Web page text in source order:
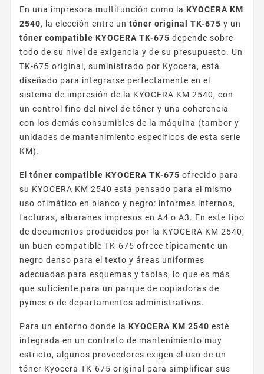
En una impresora multifunción como la KYOCERA KM
2540, la elección entre un tóner original TK-675 y un
tóner compatible KYOCERA TK-675 depende sobre
todo de su nivel de exigencia y de su presupuesto. Un
TK-675 original, suministrado por Kyocera, está
diseñado para integrarse perfectamente en el
sistema de impresión de la KYOCERA KM 2540, con
un control fino del nivel de tóner y una coherencia
con los demás consumibles de la máquina (tambor y
unidades de mantenimiento específicos de esta serie
KM).
El tóner compatible KYOCERA TK-675 ofrecido para
su KYOCERA KM 2540 está pensado para el mismo
uso ofimático en blanco y negro: informes internos,
facturas, albaranes impresos en A4 o A3. En este tipo
de documentos producidos por la KYOCERA KM 2540,
un buen compatible TK-675 ofrece típicamente un
negro denso para el texto y áreas uniformes
adecuadas para esquemas y tablas, lo que es más
que suficiente para un parque de copiadoras de
pymes o de departamentos administrativos.
Para un entorno donde la KYOCERA KM 2540 esté
integrada en un contrato de mantenimiento muy
estricto, algunos proveedores exigen el uso de un
tóner Kyocera TK-675 original para simplificar sus